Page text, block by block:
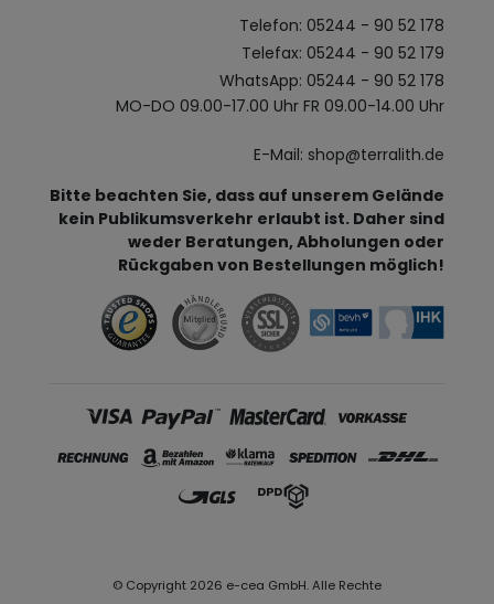
Telefon: 05244 - 90 52 178
Telefax: 05244 - 90 52 179
WhatsApp: 05244 - 90 52 178
MO-DO 09.00-17.00 Uhr FR 09.00-14.00 Uhr
E-Mail: shop@terralith.de
Bitte beachten Sie, dass auf unserem Gelände
kein Publikumsverkehr erlaubt ist. Daher sind
weder Beratungen, Abholungen oder
Rückgaben von Bestellungen möglich!
© Copyright 2026 e-cea GmbH. Alle Rechte